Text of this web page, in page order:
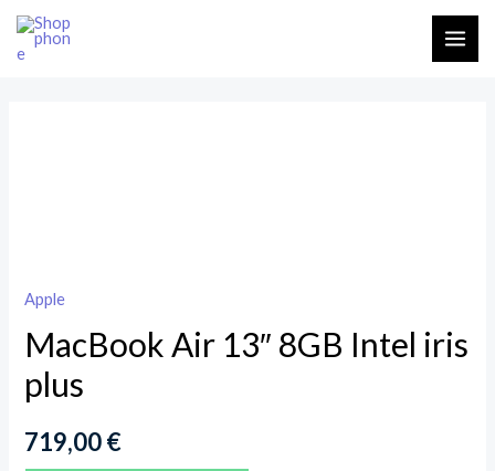
Zum
Inhalt
Apple
MacBook Air 13″ 8GB Intel iris
plus
719,00€
plus
Menge